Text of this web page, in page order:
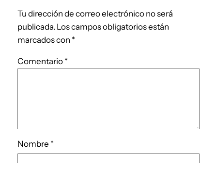
Tu dirección de correo electrónico no será
publicada. Los campos obligatorios están
marcados con *
Comentario *
Nombre *